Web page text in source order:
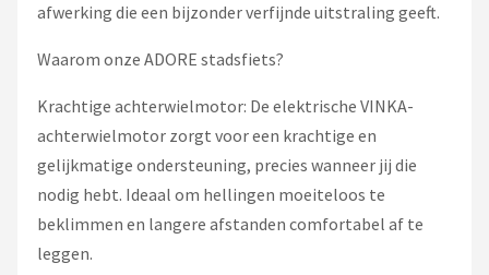
afwerking die een bijzonder verfijnde uitstraling geeft.
Waarom onze ADORE stadsfiets?
Krachtige achterwielmotor: De elektrische VINKA-
achterwielmotor zorgt voor een krachtige en
gelijkmatige ondersteuning, precies wanneer jij die
nodig hebt. Ideaal om hellingen moeiteloos te
beklimmen en langere afstanden comfortabel af te
leggen.